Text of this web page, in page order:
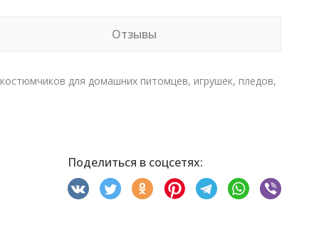
Отзывы
для домашних питомцев, игрушек, пледов,
Поделиться в соцсетях: